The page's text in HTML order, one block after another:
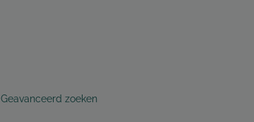
Geavanceerd zoeken